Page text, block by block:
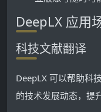
DeepLX 应用
科技文献翻译
DeepLX 可以帮助科
的技术发展动态，提